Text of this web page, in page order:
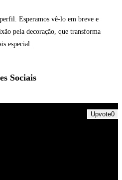
Esperamos vê-lo em breve e
pela decoração, que transforma
especial.
Sociais
Upvote0